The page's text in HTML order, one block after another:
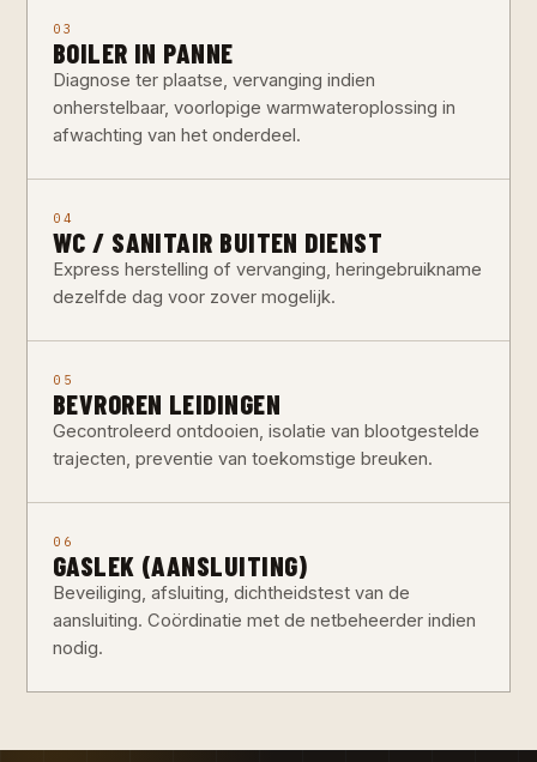
03
BOILER IN PANNE
Diagnose ter plaatse, vervanging indien
onherstelbaar, voorlopige warmwateroplossing in
afwachting van het onderdeel.
04
WC / SANITAIR BUITEN DIENST
Express herstelling of vervanging, heringebruikname
dezelfde dag voor zover mogelijk.
05
BEVROREN LEIDINGEN
Gecontroleerd ontdooien, isolatie van blootgestelde
trajecten, preventie van toekomstige breuken.
06
GASLEK (AANSLUITING)
Beveiliging, afsluiting, dichtheidstest van de
aansluiting. Coördinatie met de netbeheerder indien
nodig.